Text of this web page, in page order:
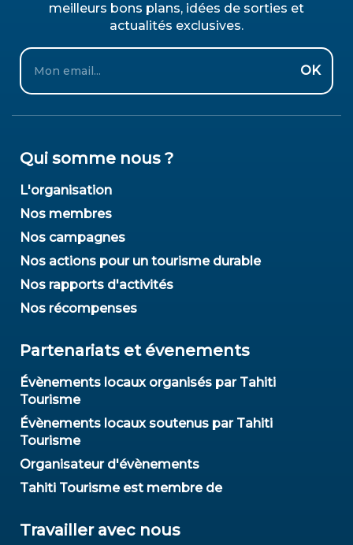
meilleurs bons plans, idées de sorties et
actualités exclusives.
Email
OK
Qui somme nous ?
L'organisation
Nos membres
Nos campagnes
Nos actions pour un tourisme durable
Nos rapports d'activités
Nos récompenses
Partenariats et évenements
Évènements locaux organisés par Tahiti
Tourisme
Évènements locaux soutenus par Tahiti
Tourisme
Organisateur d'évènements
Tahiti Tourisme est membre de
Travailler avec nous